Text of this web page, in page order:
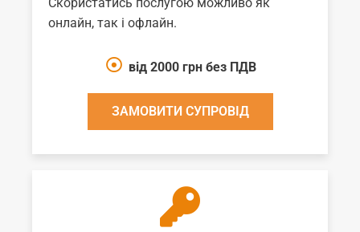
онлайн, так і офлайн.
від 2000 грн без ПДВ
ЗАМОВИТИ СУПРОВІД